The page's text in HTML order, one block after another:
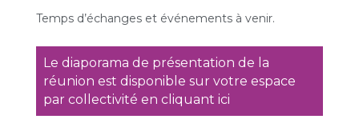
Temps d’échanges et événements à venir.
Le diaporama de présentation de la
réunion est disponible sur votre espace
par collectivité en cliquant ici